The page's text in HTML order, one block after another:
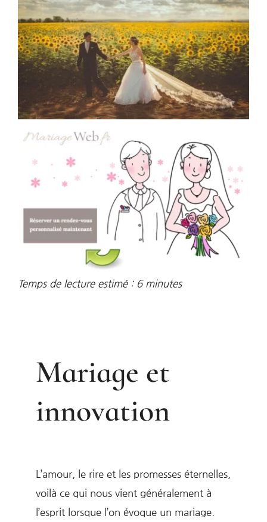
Temps de lecture estimé : 6 minutes
Mariage et
innovation
L’amour, le rire et les promesses éternelles,
voilà ce qui nous vient généralement à
l’esprit lorsque l’on évoque un mariage.